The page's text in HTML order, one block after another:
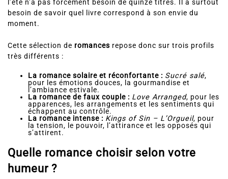
l’été n’a pas forcément besoin de quinze titres. Il a surtout
besoin de savoir quel livre correspond à son envie du
moment.
Cette sélection de romances repose donc sur trois profils
très différents :
La romance solaire et réconfortante : Sucré salé,
pour les émotions douces, la gourmandise et
l’ambiance estivale.
La romance de faux couple : Love Arranged, pour les
apparences, les arrangements et les sentiments qui
échappent au contrôle.
La romance intense : Kings of Sin – L’Orgueil, pour
la tension, le pouvoir, l’attirance et les opposés qui
s’attirent.
Quelle romance choisir selon votre
humeur ?